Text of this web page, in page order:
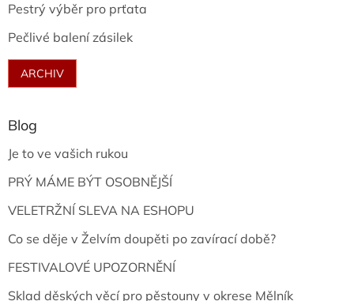
Pestrý výběr pro prťata
Pečlivé balení zásilek
ARCHIV
Blog
Je to ve vašich rukou
PRÝ MÁME BÝT OSOBNĚJŠÍ
VELETRŽNÍ SLEVA NA ESHOPU
Co se děje v Želvím doupěti po zavírací době?
FESTIVALOVÉ UPOZORNĚNÍ
Sklad děských věcí pro pěstouny v okrese Mělník